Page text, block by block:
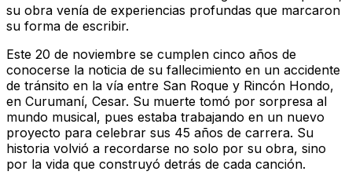
su obra venía de experiencias profundas que marcaron
su forma de escribir.
Este 20 de noviembre se cumplen cinco años de
conocerse la noticia de su fallecimiento en un accidente
de tránsito en la vía entre San Roque y Rincón Hondo,
en Curumaní, Cesar. Su muerte tomó por sorpresa al
mundo musical, pues estaba trabajando en un nuevo
proyecto para celebrar sus 45 años de carrera. Su
historia volvió a recordarse no solo por su obra, sino
por la vida que construyó detrás de cada canción.